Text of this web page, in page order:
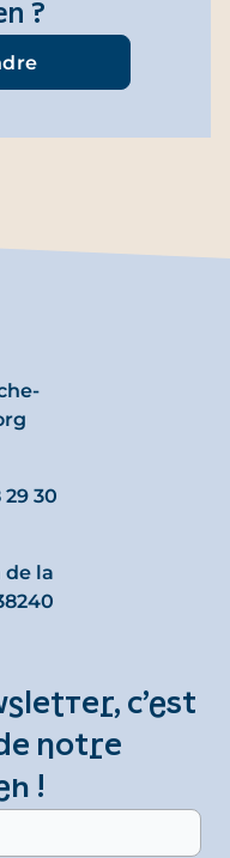
?
29 30
de la
c’est
notre
!